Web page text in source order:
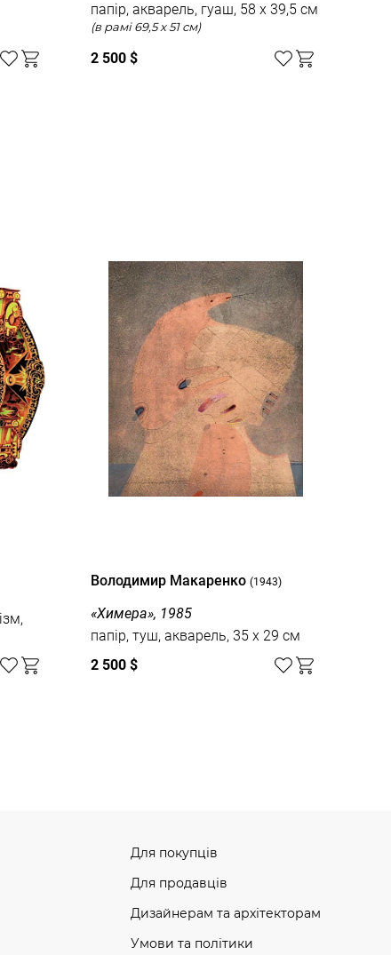
папір, акварель, гуаш, 58 x 39,5 см
(в рамі 69,5 x 51 см)
2 500 $
Володимир Макаренко (1943)
«Химера», 1985
папір, туш, акварель, 35 x 29 см
2 500 $
Для покупців
Для продавців
Дизайнерам та архітекторам
Умови та політики